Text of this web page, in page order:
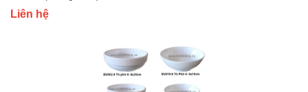
Liên hệ